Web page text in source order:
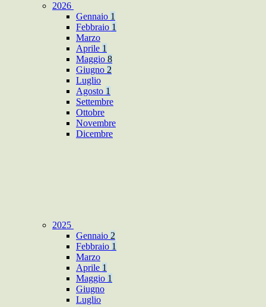
2026
Gennaio 1
Febbraio 1
Marzo
Aprile 1
Maggio 8
Giugno 2
Luglio
Agosto 1
Settembre
Ottobre
Novembre
Dicembre
2025
Gennaio 2
Febbraio 1
Marzo
Aprile 1
Maggio 1
Giugno
Luglio